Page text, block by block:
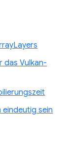
das Vulkan-
sein